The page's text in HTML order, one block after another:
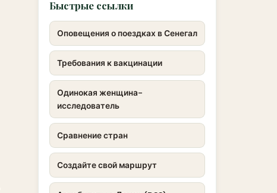
Быстрые ссылки
Оповещения о поездках в Сенегал
Требования к вакцинации
Одинокая женщина-
исследователь
Сравнение стран
Создайте свой маршрут